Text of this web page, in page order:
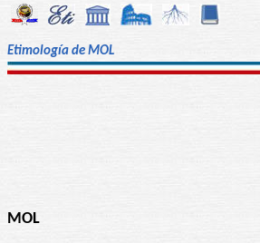
Etimología de MOL
MOL